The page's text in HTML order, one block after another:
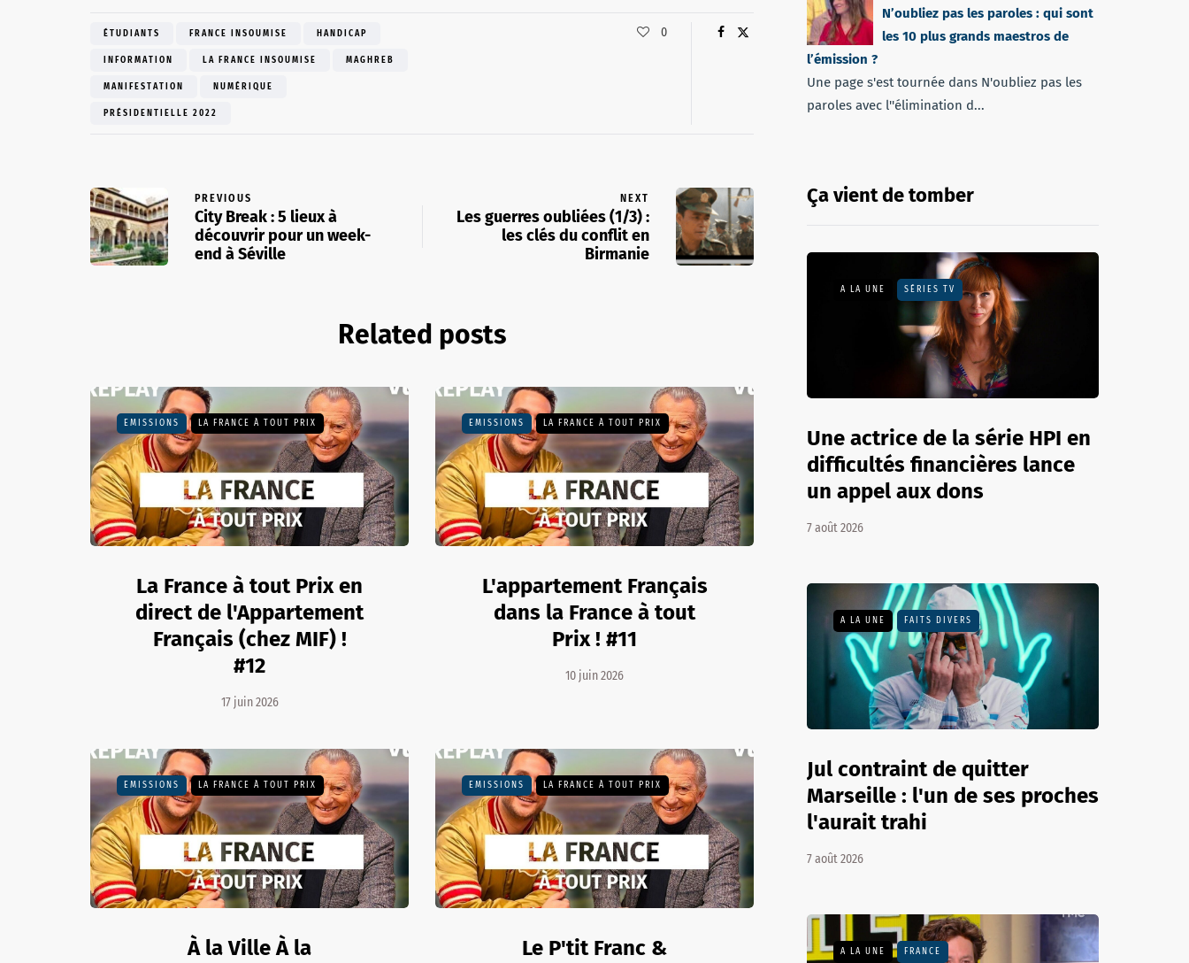
ÉTUDIANTS FRANCE INSOUMISE HANDICAP
INFORMATION LA FRANCE INSOUMISE MAGHREB
MANIFESTATION NUMÉRIQUE
PRÉSIDENTIELLE 2022
0
PREVIOUS
City Break : 5 lieux à
découvrir pour un week-
end à Séville
NEXT
Les guerres oubliées (1/3) :
les clés du conflit en
Birmanie
Related posts
EMISSIONS LA FRANCE À TOUT PRIX
La France à tout Prix en
direct de l'Appartement
Français (chez MIF) !
#12
17 juin 2026
EMISSIONS LA FRANCE À TOUT PRIX
L'appartement Français
dans la France à tout
Prix ! #11
10 juin 2026
EMISSIONS LA FRANCE À TOUT PRIX
À la Ville À la
EMISSIONS LA FRANCE À TOUT PRIX
Le P'tit Franc &
N’oubliez pas les paroles : qui sont
les 10 plus grands maestros de
l’émission ?
Une page s'est tournée dans N'oubliez pas les
paroles avec l''élimination d...
Ça vient de tomber
A LA UNE SÉRIES TV
Une actrice de la série HPI en
difficultés financières lance
un appel aux dons
7 août 2026
A LA UNE FAITS DIVERS
Jul contraint de quitter
Marseille : l'un de ses proches
l'aurait trahi
7 août 2026
A LA UNE FRANCE